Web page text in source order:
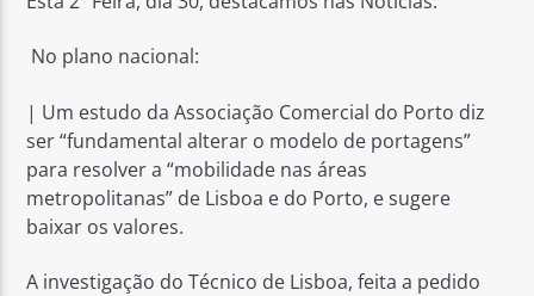
ME LLAMES
Rádio No ar
No plano nacional:
| Um estudo da Associação Comercial do Porto diz
ser “fundamental alterar o modelo de portagens”
para resolver a “mobilidade nas áreas
metropolitanas” de Lisboa e do Porto, e sugere
baixar os valores.
A investigação do Técnico de Lisboa, feita a pedido